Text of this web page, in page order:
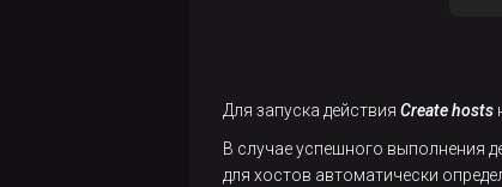
Для запуска действия Create hosts
В случае успешного выполнения
для хостов автоматически